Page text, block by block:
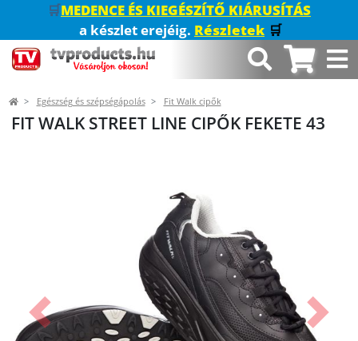
🛒MEDENCE ÉS KIEGÉSZÍTŐ KIÁRUSÍTÁS
a készlet erejéig. Részletek 🛒
Egészség és szépségápolás Fit Walk cipők
FIT WALK STREET LINE CIPŐK FEKETE 43
Előző